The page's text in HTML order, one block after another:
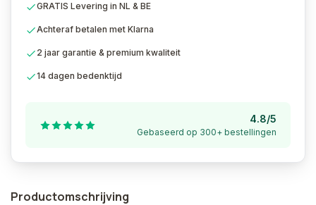
GRATIS Levering in NL & BE
Achteraf betalen met Klarna
2 jaar garantie & premium kwaliteit
14 dagen bedenktijd
4.8/5
Gebaseerd op 300+ bestellingen
Productomschrijving